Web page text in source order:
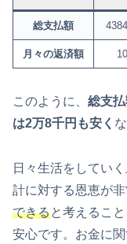
総支払額
月々の返済額
このように、 総支
は2万8千円も安く
日々生活をしてい
計に対する恩恵が非
できると考えるこ
安心です。お金に